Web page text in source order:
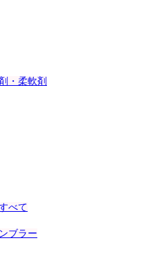
・柔軟剤
べて
ブラー